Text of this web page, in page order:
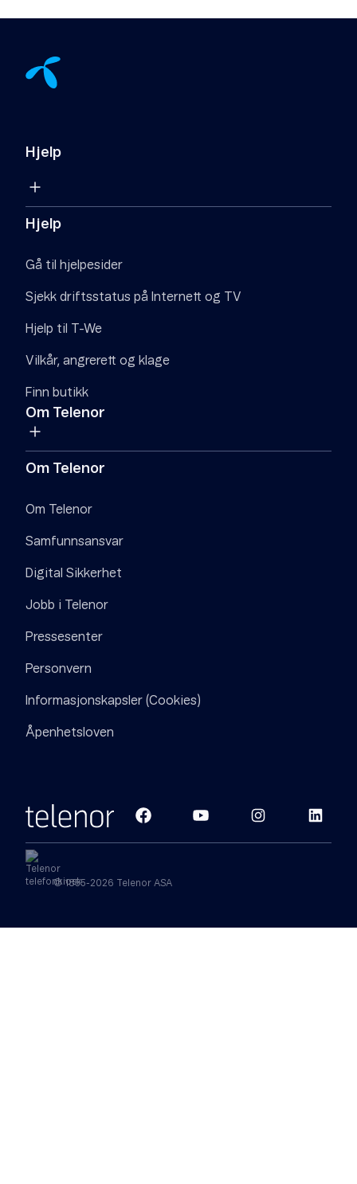
Hjelp
Hjelp
Gå til hjelpesider
Sjekk driftsstatus på Internett og TV
Hjelp til T-We
Vilkår, angrerett og klage
Finn butikk
Om Telenor
Om Telenor
Om Telenor
Samfunnsansvar
Digital Sikkerhet
Jobb i Telenor
Pressesenter
Personvern
Informasjonskapsler (Cookies)
Åpenhetsloven
© 1855-2026 Telenor ASA